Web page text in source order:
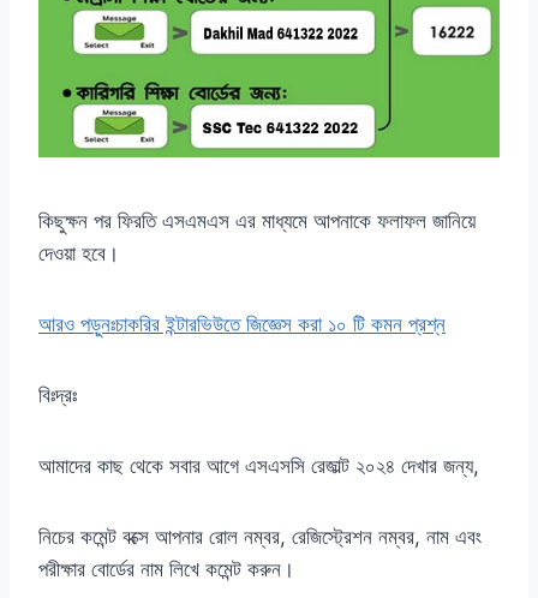
কিছুক্ষন পর ফিরতি এসএমএস এর মাধ্যমে আপনাকে ফলাফল জানিয়ে
দেওয়া হবে।
আরও পড়ুনঃচাকরির ইন্টারভিউতে জিজ্ঞেস করা ১০ টি কমন প্রশ্ন
বিঃদ্রঃ
আমাদের কাছ থেকে সবার আগে এসএসসি রেজাল্ট ২০২৪ দেখার জন্য,
নিচের কমেন্ট বক্সে আপনার রোল নম্বর, রেজিস্ট্রেশন নম্বর, নাম এবং
পরীক্ষার বোর্ডের নাম লিখে কমেন্ট করুন।